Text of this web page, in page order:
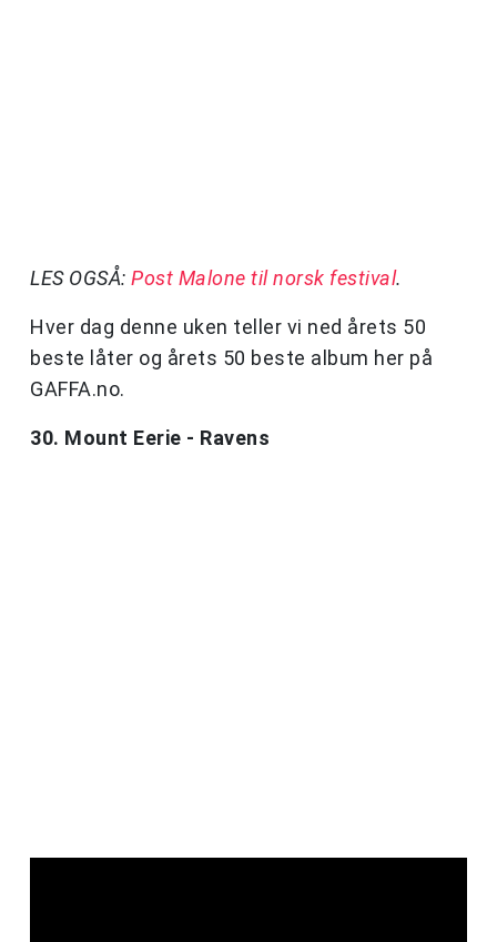
LES OGSÅ: Post Malone til norsk festival.
Hver dag denne uken teller vi ned årets 50
beste låter og årets 50 beste album her på
GAFFA.no.
30. Mount Eerie - Ravens